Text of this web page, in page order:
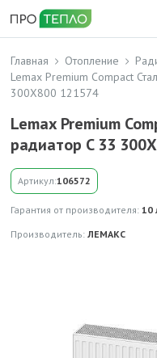
Главная Отопление
Lemax Premium Compact
300X800 121574
Lemax Premium
радиатор C 33
Артикул:106572
Гарантия от производителя: 10
Производитель: ЛЕМАКС